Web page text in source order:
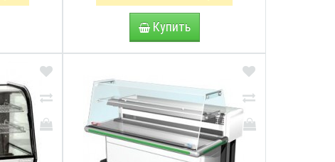
Купить
ПРОСМОТРЕТЬ ПРОСМОТРЕТЬ